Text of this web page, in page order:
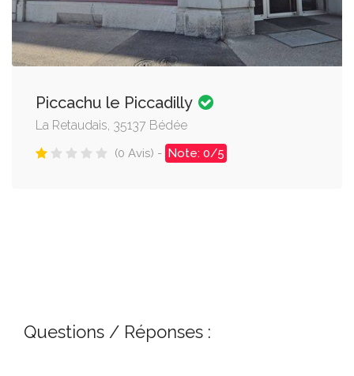
Piccachu le Piccadilly
La Retaudais, 35137 Bédée
(0 Avis) - Note: 0/5
Questions / Réponses :